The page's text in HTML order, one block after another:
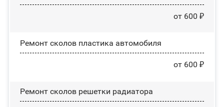
от 600 ₽
Ремонт сколов пластика автомобиля
от 600 ₽
Ремонт сколов решетки радиатора